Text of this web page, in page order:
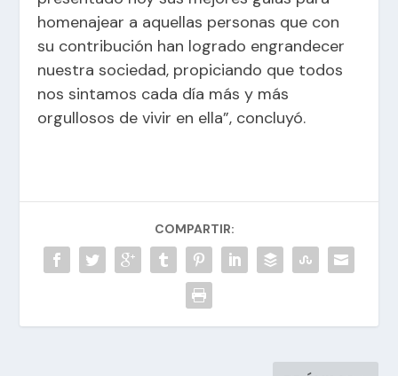
homenajear a aquellas personas que con
su contribución han logrado engrandecer
nuestra sociedad, propiciando que todos
nos sintamos cada día más y más
orgullosos de vivir en ella”, concluyó.
COMPARTIR: